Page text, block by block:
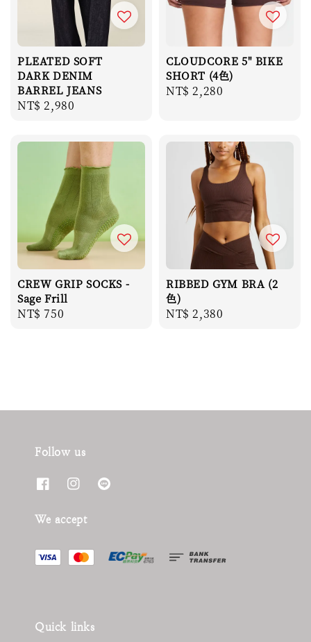
PLEATED SOFT
DARK DENIM
BARREL JEANS
Regular
NT$ 2,980
CLOUDCORE 5" BIKE
SHORT (4色)
Regular
NT$ 2,280
CREW GRIP SOCKS -
Sage Frill
Regular
NT$ 750
RIBBED GYM BRA (2
色)
Regular
NT$ 2,380
Follow us
We accept
Quick links